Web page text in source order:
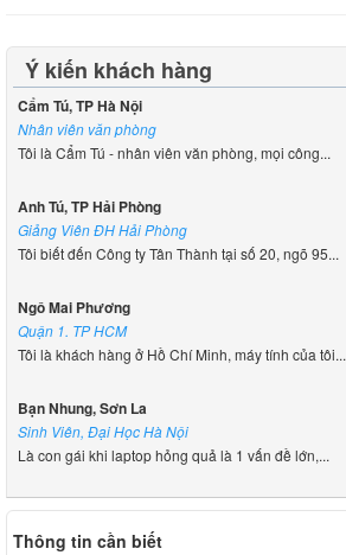
Ý kiến khách hàng
Cẩm Tú, TP Hà Nội
Nhân viên văn phòng
Tôi là Cẩm Tú - nhân viên văn phòng, mọi công...
Anh Tú, TP Hải Phòng
Giảng Viên ĐH Hải Phòng
Tôi biết đến Công ty Tân Thành tại số 20, ngõ 95...
Ngô Mai Phương
Quận 1. TP HCM
Tôi là khách hàng ở Hồ Chí Minh, máy tính của tôi...
Bạn Nhung, Sơn La
Sinh Viên, Đại Học Hà Nội
Là con gái khi laptop hỏng quả là 1 vấn đề lớn,...
Thông tin cần biết